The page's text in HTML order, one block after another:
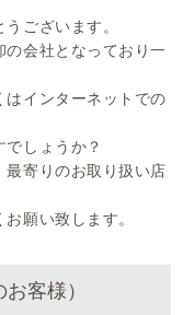
ございます。
の会社となっており一
はインターネットでの
しょうか？
最寄りのお取り扱い店
願い致します。
客様）